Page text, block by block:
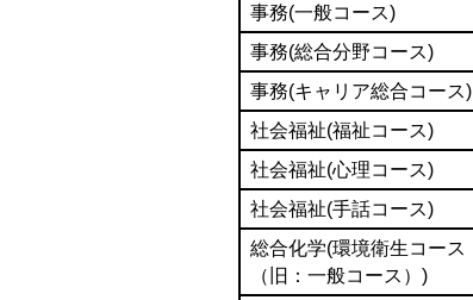
事務(一般コース)
事務(総合分野コース)
事務(キャリア総合コース)
社会福祉(福祉コース)
社会福祉(心理コース)
社会福祉(手話コース)
総合化学(環境衛生コース
（旧：一般コース）)